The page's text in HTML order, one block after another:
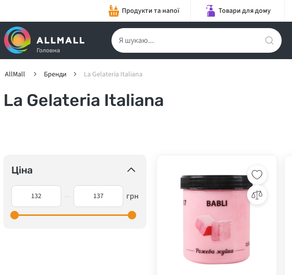
Продукти та напої Товари для дому
AllMall Бренди La Gelateria Italiana
La Gelateria Italiana
Ціна
грн